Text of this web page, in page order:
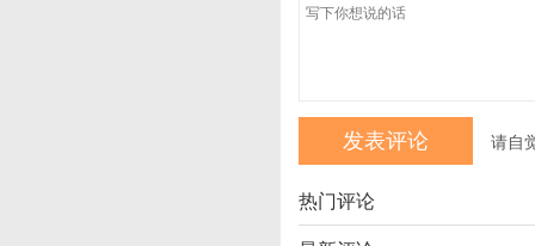
请自
热门评论